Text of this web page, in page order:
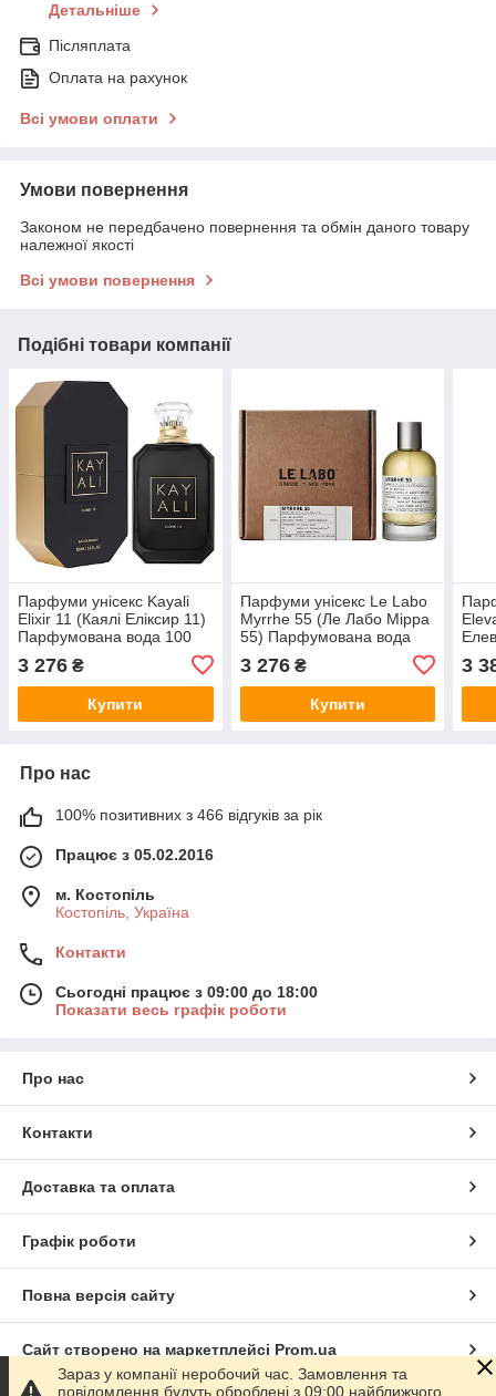
Детальніше
Післяплата
Оплата на рахунок
Всі умови оплати
Умови повернення
Законом не передбачено повернення та обмін даного товару
належної якості
Всі умови повернення
Подібні товари компанії
Парфуми унісекс Kayali
Elixir 11 (Каялі Еліксир 11)
Парфумована вода 100
3 276 ₴
Купити
Парфуми унісекс Le Labo
Myrrhe 55 (Ле Лабо Мірра
55) Парфумована вода
3 276₴
Купити
ml/
3
Про нас
100% позитивних з 466 відгуків за рік
Працює з 05.02.2016
м. Костопіль
Костопіль, Україна
Контакти
Сьогодні працює з 09:00 до 18:00
Показати весь графік роботи
Про нас
Контакти
Доставка та оплата
Графік роботи
Повна версія сайту
Сайт створено на маркетплейсі Prom.ua
Зараз у компанії неробочий час. Замовлення та
повідомлення будуть оброблені з 09:00 найближчого